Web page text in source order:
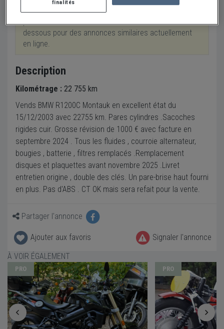
Cette annonce a été retirée suite à une vente ou
dessous pour des annonces similaires actuellement
en ligne.
Description
Kilométrage : 22 755 km
Vends BMW R1200C Montauk en excellent état du
15/12/2003 avec 22755 km. Pares cylindres .Sacoches
rigides cuir. Grosse révision de 1000 € avec facture en
septembre 2024 . Tous les fluides , courroie alternateur,
bougies , batterie , filtres remplacés .Remplacement
disques et plaquettes avant novembre 2025 .Livret
entretien origine , double des clés. Un pare-brise haut fourni
en plus. Pas d'ABS . CT OK mais sera refait pour la vente.
Partager l'annonce
Ajouter aux favoris
Signaler l'annonce
À VOIR ÉGALEMENT
PRO PRO
finalités